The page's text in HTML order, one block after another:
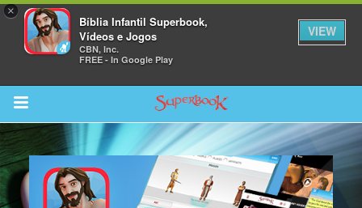
×
Bíblia Infantil Superbook,
Vídeos e Jogos
CBN, Inc.
FREE - In Google Play
VIEW
Return to Content